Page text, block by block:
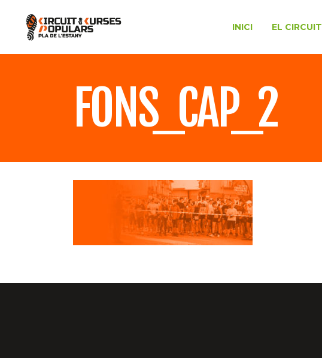
INICI EL CIRCUIT
FONS_CAP_2